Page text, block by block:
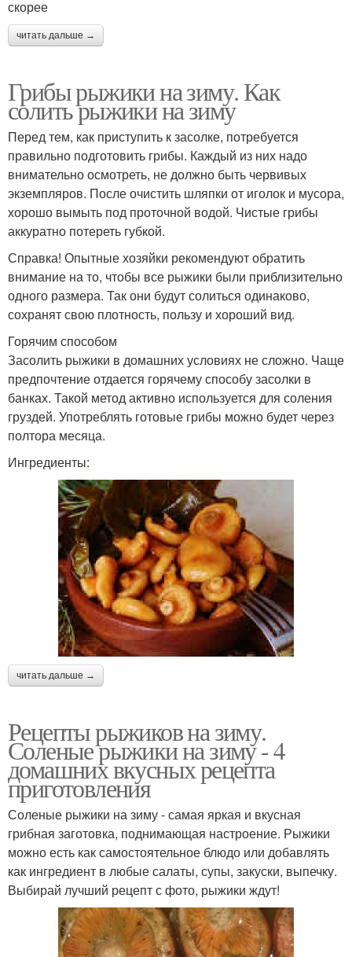
скорее
читать дальше →
Грибы рыжики на зиму. Как
солить рыжики на зиму
Перед тем, как приступить к засолке, потребуется
правильно подготовить грибы. Каждый из них надо
внимательно осмотреть, не должно быть червивых
экземпляров. После очистить шляпки от иголок и мусора,
хорошо вымыть под проточной водой. Чистые грибы
аккуратно потереть губкой.
Справка! Опытные хозяйки рекомендуют обратить
внимание на то, чтобы все рыжики были приблизительно
одного размера. Так они будут солиться одинаково,
сохранят свою плотность, пользу и хороший вид.
Горячим способом
Засолить рыжики в домашних условиях не сложно. Чаще
предпочтение отдается горячему способу засолки в
банках. Такой метод активно используется для соления
груздей. Употреблять готовые грибы можно будет через
полтора месяца.
Ингредиенты:
читать дальше →
Рецепты рыжиков на зиму.
Соленые рыжики на зиму - 4
домашних вкусных рецепта
приготовления
Соленые рыжики на зиму - самая яркая и вкусная
грибная заготовка, поднимающая настроение. Рыжики
можно есть как самостоятельное блюдо или добавлять
как ингредиент в любые салаты, супы, закуски, выпечку.
Выбирай лучший рецепт с фото, рыжики ждут!